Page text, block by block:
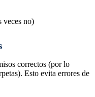
veces no)
correctos (por lo
Esto evita errores de